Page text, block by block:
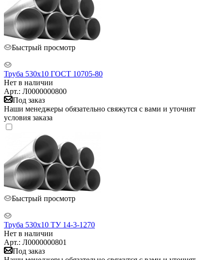
Быстрый просмотр
Труба 530х10 ГОСТ 10705-80
Нет в наличии
Арт.: Л0000000800
Под заказ
Наши менеджеры обязательно свяжутся с вами и уточнят
условия заказа
Быстрый просмотр
Труба 530х10 ТУ 14-3-1270
Нет в наличии
Арт.: Л0000000801
Под заказ